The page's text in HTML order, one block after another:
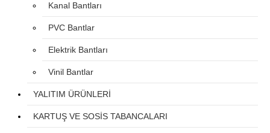
Kanal Bantları
PVC Bantlar
Elektrik Bantları
Vinil Bantlar
YALITIM ÜRÜNLERİ
KARTUŞ VE SOSİS TABANCALARI